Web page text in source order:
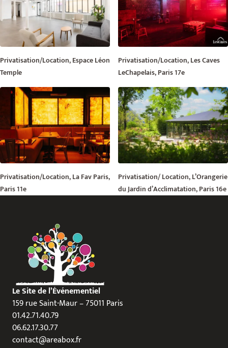
Privatisation/Location, Espace Léon
Temple
Privatisation/Location, Les Caves
LeChapelais, Paris 17e
Privatisation/Location, La Fav Paris,
Paris 11e
Privatisation/ Location, L’Orangerie
du Jardin d’Acclimatation, Paris 16e
Le Site de l’Événementiel
159 rue Saint-Maur – 75011 Paris
01.42.71.40.79
06.62.17.30.77
contact@areabox.fr